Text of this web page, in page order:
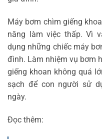
Máy bơm chìm giếng
năng làm việc thấp. Vì
dụng những chiếc máy
đình. Làm nhiệm vụ bơm
giếng khoan không quá
sạch để con người sử
ngày.
Đọc thêm: